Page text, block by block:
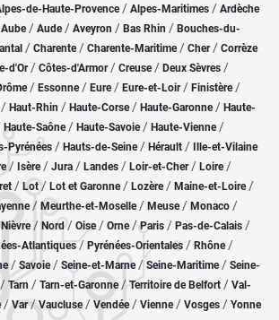
de-Haute-Provence / Alpes-Maritimes / Ardèche
Aube/ Aude / Aveyron / Bas Rhin / Bouches-du-
/ Charente / Charente-Maritime/ Cher / Corrèze
d'Or / Côtes-d'Armor/ Creuse/ Deux Sèvres /
/ Essonne / Eure/ Eure-et-Loir / Finistère/
Haut-Rhin / Haute-Corse/ Haute-Garonne/ Haute-
Haute-Saône/ Haute-Savoie/ Haute-Vienne/
Pyrénées / Hauts-de-Seine/ Hérault / Ille-et-Vilaine
/ Isère/ Jura / Landes / Loir-et-Cher/ Loire/
/ Lot/ Lot et Garonne/ Lozère / Maine-et-Loire/
/ Meurthe-et-Moselle/ Meuse/ Monaco /
Nièvre / Nord/ Oise / Orne/Paris / Pas-de-Calais /
Atlantiques / Pyrénées-Orientales / Rhône/
/ Savoie/ Seine-et-Marne/ Seine-Maritime/ Seine-
Tarn / Tarn-et-Garonne/Territoire de Belfort / Val-
/Var/Vaucluse/ Vendée/ Vienne/ Vosges / Yonne